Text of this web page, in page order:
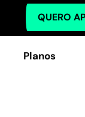
QUERO
Planos